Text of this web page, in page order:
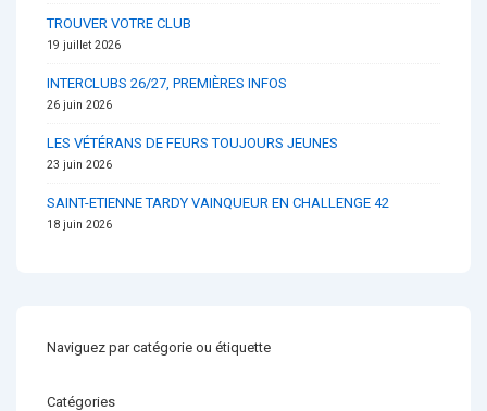
TROUVER VOTRE CLUB
19 juillet 2026
INTERCLUBS 26/27, PREMIÈRES INFOS
26 juin 2026
LES VÉTÉRANS DE FEURS TOUJOURS JEUNES
23 juin 2026
SAINT-ETIENNE TARDY VAINQUEUR EN CHALLENGE 42
18 juin 2026
Naviguez par catégorie ou étiquette
Catégories